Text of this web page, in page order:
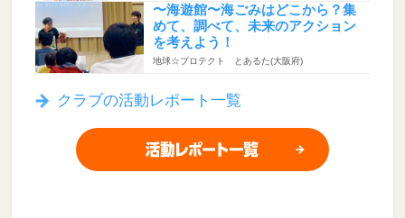
〜海遊館〜海ごみはどこから？集
めて、調べて、未来のアクション
を考えよう！
地球☆プロテクト とあるた(大阪府)
クラブの活動レポート一覧